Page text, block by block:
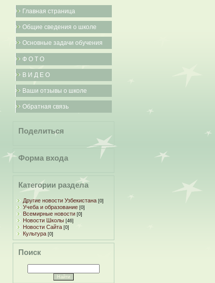
Главная страница
Общие сведения о школе
Основные задачи обучения
Ф О Т О
В И Д Е О
Ваши отзывы о школе
Обратная связь
Поделиться
Форма входа
Категории раздела
Другие новости Узбекистана [0]
Учеба и образование [0]
Всемирные новости [0]
Новости Школы [46]
Новости Сайта [0]
Культура [0]
Поиск